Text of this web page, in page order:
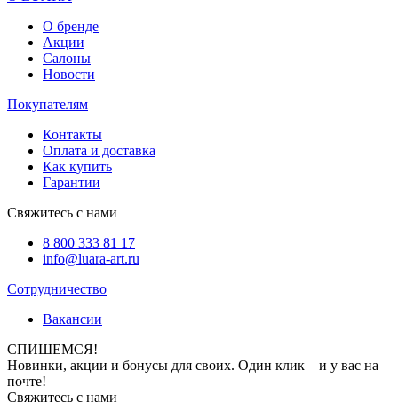
О бренде
Акции
Салоны
Новости
Покупателям
Контакты
Оплата и доставка
Как купить
Гарантии
Свяжитесь с нами
8 800 333 81 17
info@luara-art.ru
Сотрудничество
Вакансии
СПИШЕМСЯ!
Новинки, акции и бонусы для своих. Один клик – и у вас на
почте!
Свяжитесь с нами